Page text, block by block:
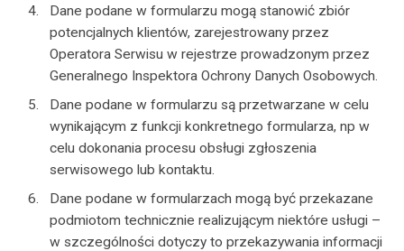
Dane podane w formularzu mogą stanowić zbiór
potencjalnych klientów, zarejestrowany przez
Operatora Serwisu w rejestrze prowadzonym przez
Generalnego Inspektora Ochrony Danych Osobowych.
Dane podane w formularzu są przetwarzane w celu
wynikającym z funkcji konkretnego formularza, np w
celu dokonania procesu obsługi zgłoszenia
serwisowego lub kontaktu.
Dane podane w formularzach mogą być przekazane
podmiotom technicznie realizującym niektóre usługi –
w szczególności dotyczy to przekazywania informacji